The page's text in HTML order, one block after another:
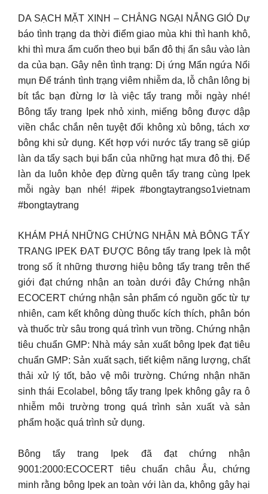
DA SẠCH MẶT XINH – CHẲNG NGẠI NẮNG GIÓ Dự
báo tình trạng da thời điểm giao mùa khi thì hanh khô,
khi thì mưa ẩm cuốn theo bụi bẩn đô thị ẩn sâu vào làn
da của bạn. Gây nên tình trạng: Dị ứng Mẩn ngứa Nổi
mụn Để tránh tình trạng viêm nhiễm da, lỗ chân lông bị
bít tắc bạn đừng lơ là việc tẩy trang mỗi ngày nhé!
Bông tẩy trang Ipek nhỏ xinh, miếng bông được dập
viền chắc chắn nên tuyệt đối không xù bông, tách xơ
bông khi sử dụng. Kết hợp với nước tẩy trang sẽ giúp
làn da tẩy sạch bụi bẩn của những hạt mưa đô thị. Để
làn da luôn khỏe đẹp đừng quên tẩy trang cùng Ipek
mỗi ngày bạn nhé! #ipek #bongtaytrangso1vietnam
#bongtaytrang
KHÁM PHÁ NHỮNG CHỨNG NHẬN MÀ BÔNG TẨY
TRANG IPEK ĐẠT ĐƯỢC Bông tẩy trang Ipek là một
trong số ít những thương hiệu bông tẩy trang trên thế
giới đạt chứng nhận an toàn dưới đây Chứng nhận
ECOCERT chứng nhận sản phẩm có nguồn gốc từ tự
nhiên, cam kết không dùng thuốc kích thích, phân bón
và thuốc trừ sâu trong quá trình vun trồng. Chứng nhận
tiêu chuẩn GMP: Nhà máy sản xuất bông Ipek đạt tiêu
chuẩn GMP: Sản xuất sạch, tiết kiệm năng lượng, chất
thải xử lý tốt, bảo vệ môi trường. Chứng nhận nhãn
sinh thái Ecolabel, bông tẩy trang Ipek không gây ra ô
nhiễm môi trường trong quá trình sản xuất và sản
phẩm hoặc quá trình sử dụng.
Bông tẩy trang Ipek đã đạt chứng nhận
9001:2000:ECOCERT tiêu chuẩn châu Âu, chứng
minh rằng bông Ipek an toàn với làn da, không gây hại